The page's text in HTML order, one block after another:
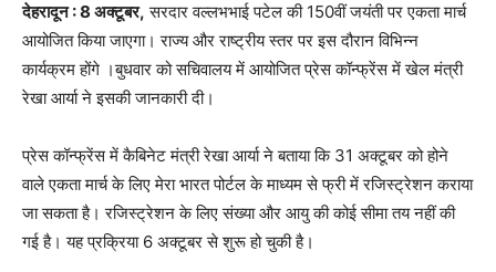
देहरादून : 8 अक्टूबर, सरदार वल्लभभाई पटेल की 150वीं जयंती पर एकता मार्च
आयोजित किया जाएगा। राज्य और राष्ट्रीय स्तर पर इस दौरान विभिन्न
कार्यक्रम होंगे ।बुधवार को सचिवालय में आयोजित प्रेस कॉन्फ्रेंस में खेल मंत्री
रेखा आर्या ने इसकी जानकारी दी।
प्रेस कॉन्फ्रेंस में कैबिनेट मंत्री रेखा आर्या ने बताया कि 31 अक्टूबर को होने
वाले एकता मार्च के लिए मेरा भारत पोर्टल के माध्यम से फ्री में रजिस्ट्रेशन कराया
जा सकता है। रजिस्ट्रेशन के लिए संख्या और आयु की कोई सीमा तय नहीं की
गई है। यह प्रक्रिया 6 अक्टूबर से शुरू हो चुकी है।